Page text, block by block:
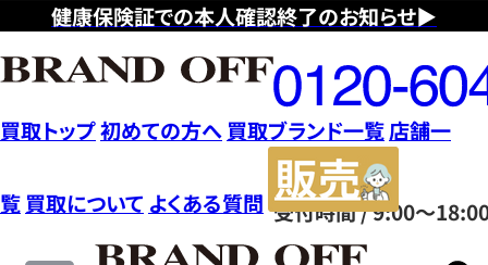
健康保険証での本人確認終了のお知らせ▶
フ
リ
ー
ダ
イ
ヤ
ル
0120604117
受付時間 / 9:00～
買取トップ初めての方へ 買取ブランド一覧店舗一
覧 買取について よくある質問
サ